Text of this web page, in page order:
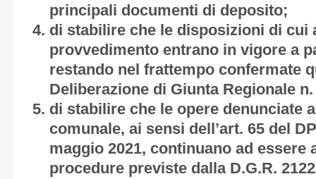
principali documenti di deposito;
di stabilire che le disposizioni di cui
provvedimento entrano in vigore a
restando nel frattempo confermate
Deliberazione di Giunta Regionale
di stabilire che le opere denunciate
comunale, ai sensi dell’art. 65 del
maggio 2021, continuano ad essere
procedure previste dalla D.G.R.